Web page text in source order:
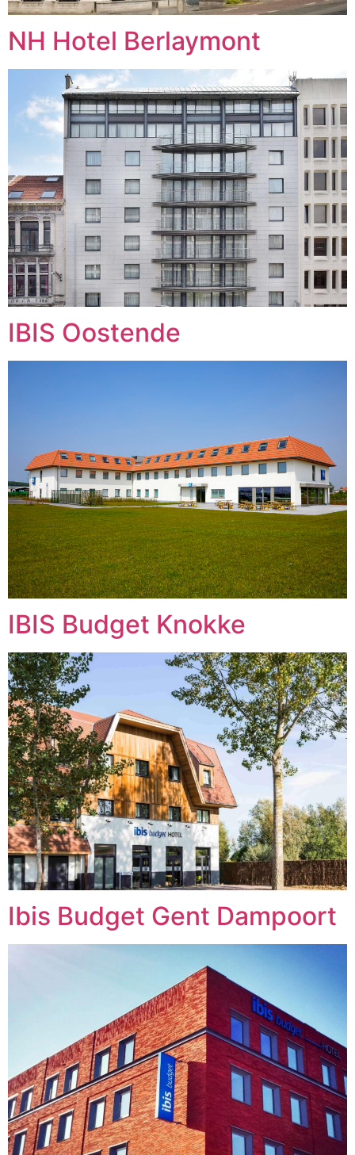
NH Hotel Berlaymont
IBIS Oostende
IBIS Budget Knokke
Ibis Budget Gent Dampoort